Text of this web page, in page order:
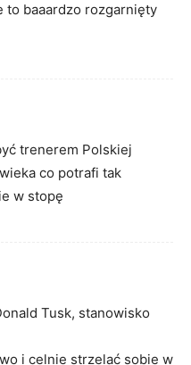
to baaardzo rozgarnięty
trenerem Polskiej
co potrafi tak
w stopę
Tusk, stanowisko
i celnie strzelać sobie w